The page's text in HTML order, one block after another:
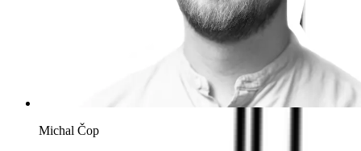
Michal Čop